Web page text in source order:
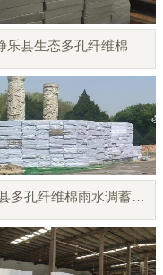
乐县生态多孔纤维棉
静乐县多孔纤维棉雨水调蓄模块